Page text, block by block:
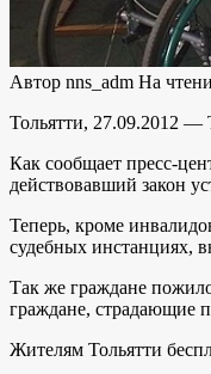
Автор nns_adm На
Тольятти, 27.09.2012 —
Как сообщает пресс-
действовавший закон
Теперь, кроме
судебных инстанциях,
Так же граждане
граждане, страдающие
Жителям Тольятти